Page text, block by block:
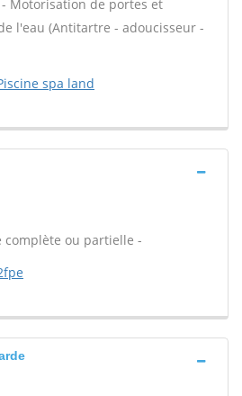
Motorisation de portes et
l'eau (Antitartre - adoucisseur -
spa land
complète ou partielle -